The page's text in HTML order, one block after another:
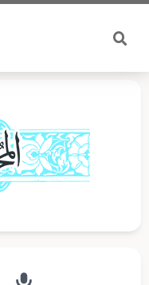
تخطي
المحتوى